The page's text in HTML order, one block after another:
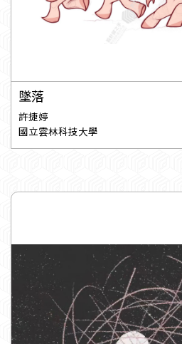
墜落
許捷婷
國立雲林科技大學